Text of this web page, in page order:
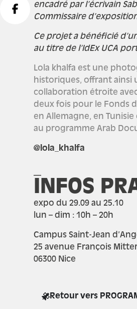
encadré par l’écrivain
Commissaire
Ce projet a bénéficié
au titre de l’IdEx UCA
Lola khalfa est une
historiques, offrant ainsi
collaboration étroite
deux fois pour le Fonds
en Allemagne, en
au programme Arab
@lola_khalfa
INFOS
expo du 29.09 au 25.10
lun – dim : 10h – 20h
Campus Saint-Jean
25 avenue François
06300 Nice
Retour vers